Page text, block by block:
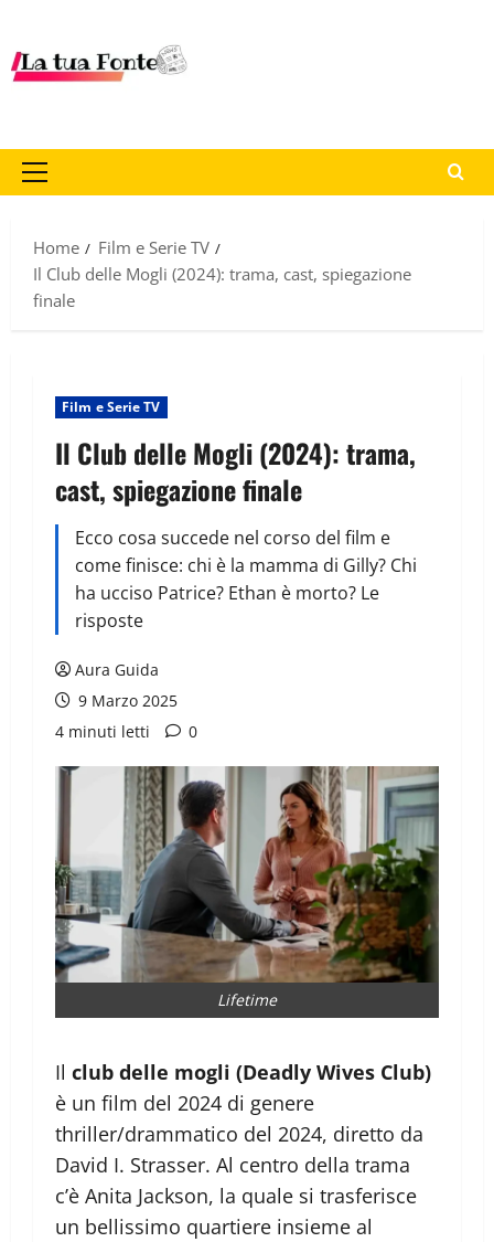
Home
Film e Serie TV
Il Club delle Mogli (2024): trama, cast, spiegazione
finale
Film e Serie TV
Il Club delle Mogli (2024): trama,
cast, spiegazione finale
Ecco cosa succede nel corso del film e
come finisce: chi è la mamma di Gilly? Chi
ha ucciso Patrice? Ethan è morto? Le
risposte
Aura Guida
9 Marzo 2025
4 minuti letti
0
Lifetime
Il club delle mogli (Deadly Wives Club)
è un film del 2024 di genere
thriller/drammatico del 2024, diretto da
David I. Strasser. Al centro della trama
c’è Anita Jackson, la quale si trasferisce
un bellissimo quartiere insieme al